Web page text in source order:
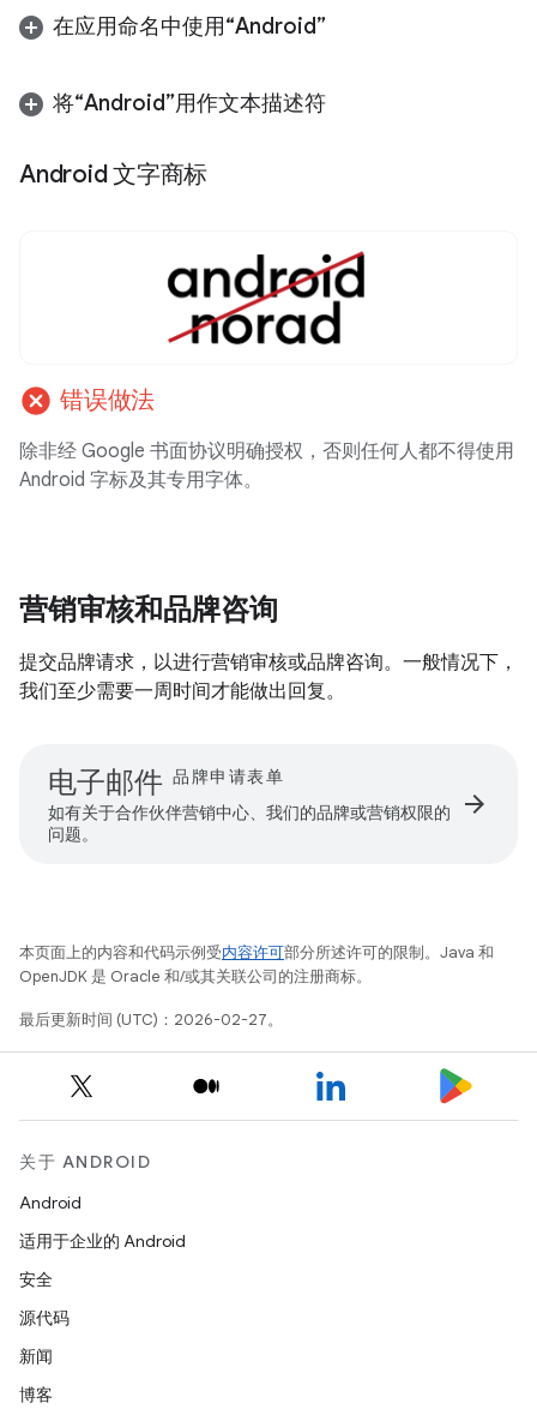
在应用命名中使用“Android”
将“Android”用作文本描述符
Android 文字商标
cancel 错误做法
除非经 Google 书面协议明确授权，否则任何人都不得使用
Android 字标及其专用字体。
营销审核和品牌咨询
提交品牌请求，以进行营销审核或品牌咨询。一般情况下，
我们至少需要一周时间才能做出回复。
电子邮件 品牌申请表单
如有关于合作伙伴营销中心、我们的品牌或营销权限的
问题。
arrow_forward
本页面上的内容和代码示例受内容许可部分所述许可的限制。Java 和
OpenJDK 是 Oracle 和/或其关联公司的注册商标。
最后更新时间 (UTC)：2026-02-27。
关于 ANDROID
Android
适用于企业的 Android
安全
源代码
新闻
博客